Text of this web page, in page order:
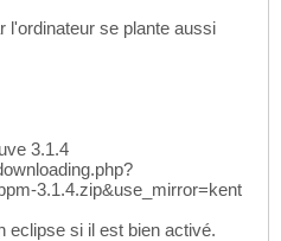
l'ordinateur se plante aussi
3.1.4
3.1.4.zip&use_mirror=kent
eclipse si il est bien activé.